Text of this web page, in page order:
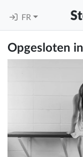
FR
Opgesloten